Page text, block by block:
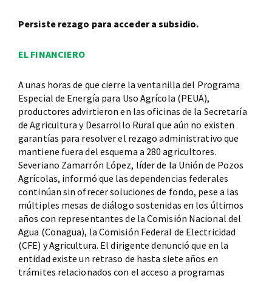
Persiste rezago para acceder a subsidio.
EL FINANCIERO
A unas horas de que cierre la ventanilla del Programa
Especial de Energía para Uso Agrícola (PEUA),
productores advirtieron en las oficinas de la Secretaría
de Agricultura y Desarrollo Rural que aún no existen
garantías para resolver el rezago administrativo que
mantiene fuera del esquema a 280 agricultores.
Severiano Zamarrón López, líder de la Unión de Pozos
Agrícolas, informó que las dependencias federales
continúan sin ofrecer soluciones de fondo, pese a las
múltiples mesas de diálogo sostenidas en los últimos
años con representantes de la Comisión Nacional del
Agua (Conagua), la Comisión Federal de Electricidad
(CFE) y Agricultura. El dirigente denunció que en la
entidad existe un retraso de hasta siete años en
trámites relacionados con el acceso a programas